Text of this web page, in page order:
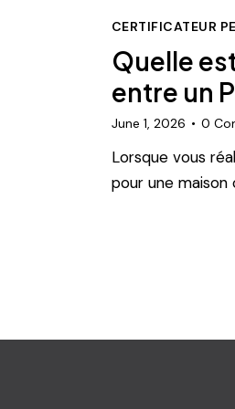
CERTIFICATEUR
Quelle
entre un
June 1, 2026 0
Lorsque vous
pour une